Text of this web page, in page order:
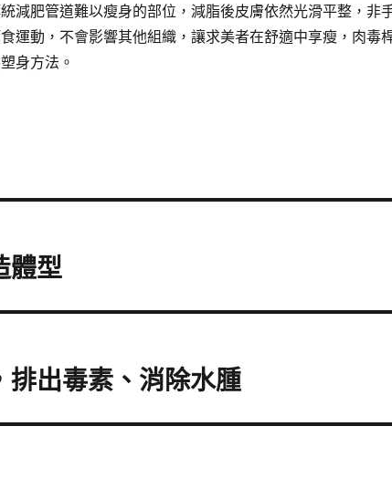
減肥管道難以瘦身的部位，減脂後皮膚依然光滑平整，非
運動，不會影響其他組織，讓求美者在舒適中享瘦，肉毒
身方法。
體型
排出毒素、消除水腫